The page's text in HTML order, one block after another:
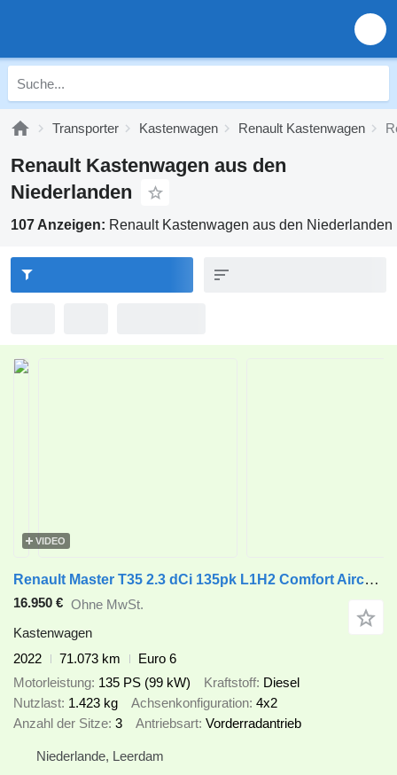
Transporter Kastenwagen Renault Kastenwagen
Renault Kastenwagen aus den
Niederlanden
107 Anzeigen: Renault Kastenwagen aus den Niederlanden
VIDEO
Renault Master T35 2.3 dCi 135pk L1H2 Comfort Airco/Camera/Carplay 01-20
16.950 € Ohne MwSt.
Kastenwagen
2022
71.073 km
Euro 6
Motorleistung 135 PS (99 kW) Kraftstoff Diesel
Nutzlast 1.423 kg Achsenkonfiguration 4x2
Anzahl der Sitze 3 Antriebsart Vorderradantrieb
Niederlande, Leerdam